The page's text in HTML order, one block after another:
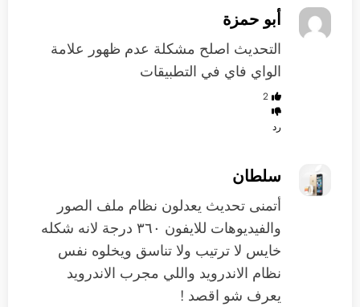
أبو حمزة
التحديث اصلح مشكلة عدم ظهور علامة
الواي فاي في التطبيقات
2
رد
سلطان
أتمنى تحديث يعدلون نظام ملف الصور
والفيديوهات للايفون ٣٦٠ درجة لانه شكله
خايس لا ترتيب ولا تناسق ويخلوه نفس
نظام الاندرويد واللي مجرب الاندرويد
يعرف شو اقصد !